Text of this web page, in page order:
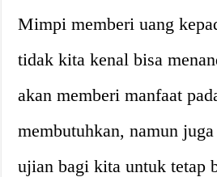
Mimpi memberi uang
tidak kita kenal bisa
akan memberi manfaat
membutuhkan, namun
ujian bagi kita untuk tetap